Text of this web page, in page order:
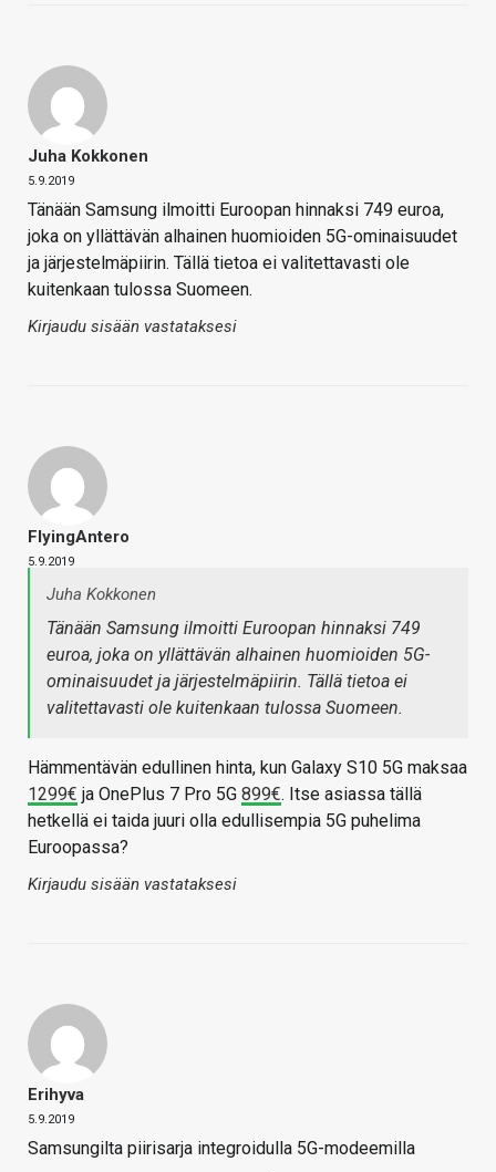
Juha Kokkonen
5.9.2019
Tänään Samsung ilmoitti Euroopan hinnaksi 749 euroa,
joka on yllättävän alhainen huomioiden 5G-ominaisuudet
ja järjestelmäpiirin. Tällä tietoa ei valitettavasti ole
kuitenkaan tulossa Suomeen.
Kirjaudu sisään vastataksesi
FlyingAntero
5.9.2019
Juha Kokkonen
Tänään Samsung ilmoitti Euroopan hinnaksi 749
euroa, joka on yllättävän alhainen huomioiden 5G-
ominaisuudet ja järjestelmäpiirin. Tällä tietoa ei
valitettavasti ole kuitenkaan tulossa Suomeen.
Hämmentävän edullinen hinta, kun Galaxy S10 5G maksaa
1299€ ja OnePlus 7 Pro 5G 899€. Itse asiassa tällä
hetkellä ei taida juuri olla edullisempia 5G puhelima
Euroopassa?
Kirjaudu sisään vastataksesi
Erihyva
5.9.2019
Samsungilta piirisarja integroidulla 5G-modeemilla